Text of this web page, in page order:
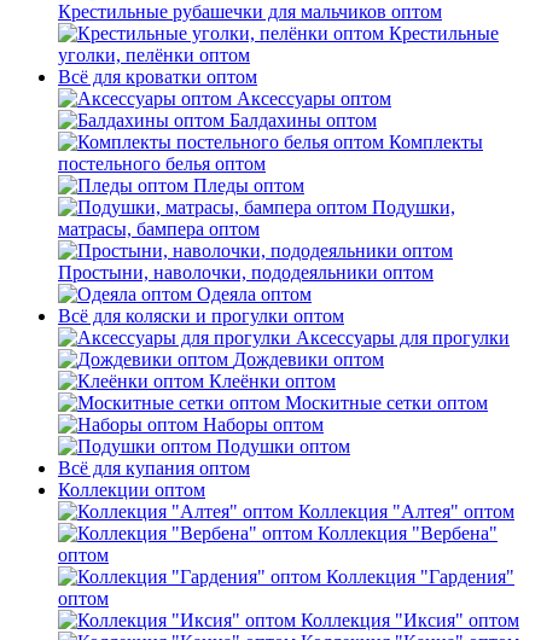
Крестильные рубашечки для мальчиков оптом
Крестильные
уголки, пелёнки оптом
Всё для кроватки оптом
Аксессуары оптом
Балдахины оптом
Комплекты
постельного белья оптом
Пледы оптом
Подушки,
матрасы, бампера оптом
Простыни, наволочки, пододеяльники оптом
Одеяла оптом
Всё для коляски и прогулки оптом
Аксессуары для прогулки
Дождевики оптом
Клеёнки оптом
Москитные сетки оптом
Наборы оптом
Подушки оптом
Всё для купания оптом
Коллекции оптом
Коллекция "Алтея" оптом
Коллекция "Вербена"
оптом
Коллекция "Гардения"
оптом
Коллекция "Иксия" оптом